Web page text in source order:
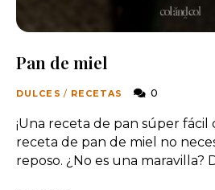
Pan de miel
DULCES / RECETAS 0
¡Una receta de pan súper fácil
receta de pan de miel no
reposo. ¿No es una maravilla?